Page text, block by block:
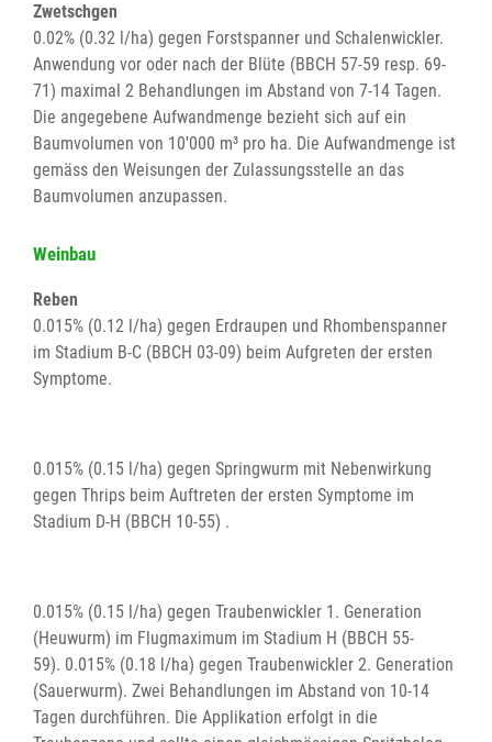
Zwetschgen
0.02% (0.32 l/ha) gegen Forstspanner und Schalenwickler.
Anwendung vor oder nach der Blüte (BBCH 57-59 resp. 69-
71) maximal 2 Behandlungen im Abstand von 7-14 Tagen.
Die angegebene Aufwandmenge bezieht sich auf ein
Baumvolumen von 10'000 m³ pro ha. Die Aufwandmenge ist
gemäss den Weisungen der Zulassungsstelle an das
Baumvolumen anzupassen.
Weinbau
Reben
0.015% (0.12 l/ha) gegen Erdraupen und Rhombenspanner
im Stadium B-C (BBCH 03-09) beim Aufgreten der ersten
Symptome.
0.015% (0.15 l/ha) gegen Springwurm mit Nebenwirkung
gegen Thrips beim Auftreten der ersten Symptome im
Stadium D-H (BBCH 10-55) .
0.015% (0.15 l/ha) gegen Traubenwickler 1. Generation
(Heuwurm) im Flugmaximum im Stadium H (BBCH 55-
59). 0.015% (0.18 l/ha) gegen Traubenwickler 2. Generation
(Sauerwurm). Zwei Behandlungen im Abstand von 10-14
Tagen durchführen. Die Applikation erfolgt in die